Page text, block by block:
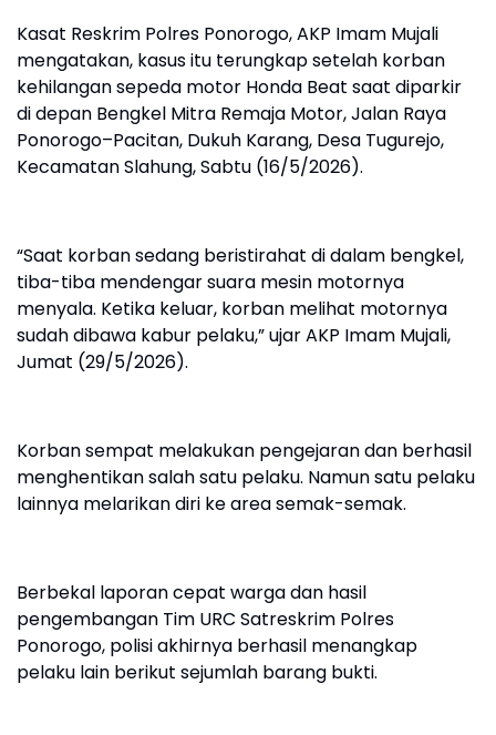
Kasat Reskrim Polres Ponorogo, AKP Imam Mujali
mengatakan, kasus itu terungkap setelah korban
kehilangan sepeda motor Honda Beat saat diparkir
di depan Bengkel Mitra Remaja Motor, Jalan Raya
Ponorogo–Pacitan, Dukuh Karang, Desa Tugurejo,
Kecamatan Slahung, Sabtu (16/5/2026).
“Saat korban sedang beristirahat di dalam bengkel,
tiba-tiba mendengar suara mesin motornya
menyala. Ketika keluar, korban melihat motornya
sudah dibawa kabur pelaku,” ujar AKP Imam Mujali,
Jumat (29/5/2026).
Korban sempat melakukan pengejaran dan berhasil
menghentikan salah satu pelaku. Namun satu pelaku
lainnya melarikan diri ke area semak-semak.
Berbekal laporan cepat warga dan hasil
pengembangan Tim URC Satreskrim Polres
Ponorogo, polisi akhirnya berhasil menangkap
pelaku lain berikut sejumlah barang bukti.